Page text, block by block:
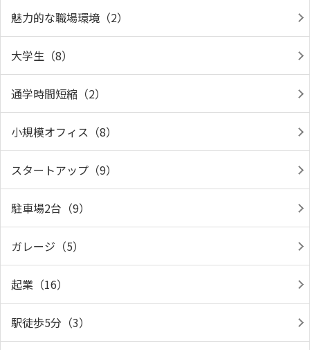
魅力的な職場環境（2）
大学生（8）
通学時間短縮（2）
小規模オフィス（8）
スタートアップ（9）
駐車場2台（9）
ガレージ（5）
起業（16）
駅徒歩5分（3）